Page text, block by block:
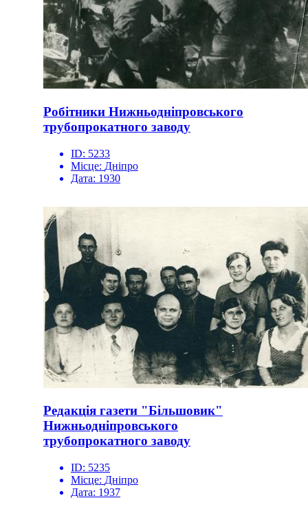
Робітники Нижньодніпровського
трубопрокатного заводу
ID: 5233
Місце: Дніпро
Дата: 1930
Редакція газети "Більшовик"
Нижньодніпровського
трубопрокатного заводу
ID: 5235
Місце: Дніпро
Дата: 1937